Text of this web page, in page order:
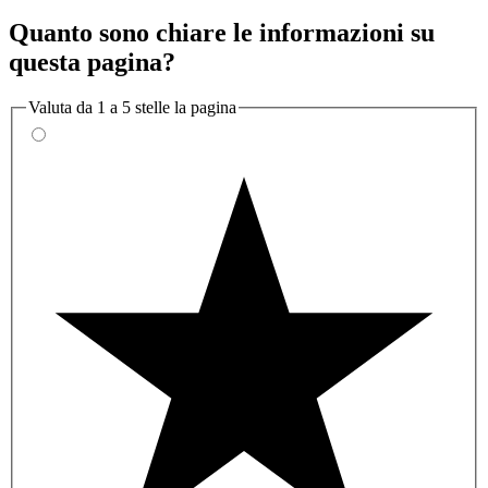
Quanto sono chiare le informazioni su
questa pagina?
Valuta da 1 a 5 stelle la pagina